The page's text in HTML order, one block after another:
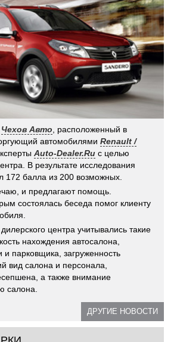
Чехов Авто , расположенный в
автомобилямиRenault /
Auto-Dealer.Ru с целью
В результате исследования
172 балла из 200 возможных.
и предлагают помощь.
состоялась беседа помог клиенту
центра учитывались такие
нахождения автосалона,
и парковщика, загруженность
вид салона и персонала,
а также внимание
салона.
ДРУГИЕ НОВОСТИ